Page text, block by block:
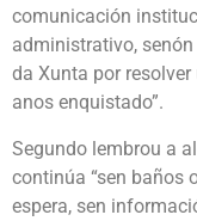
comunicación
administrativo,
da Xunta por
anos enquistado”.
Segundo lembrou a
continúa “sen baños
espera, sen